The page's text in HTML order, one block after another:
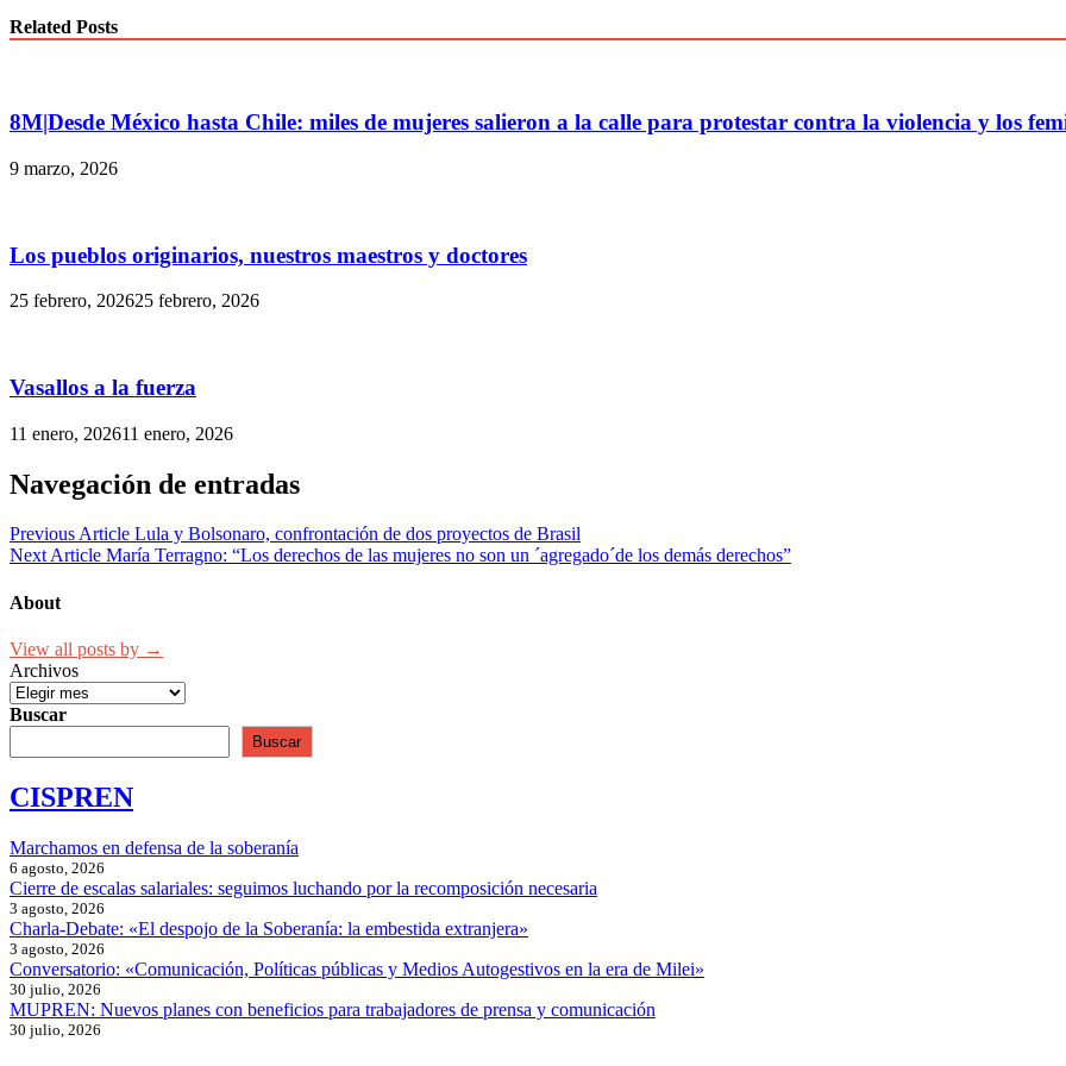
Related Posts
8M|Desde México hasta Chile: miles de mujeres salieron a la calle para protestar contra la violencia y los
9 marzo, 2026
Los pueblos originarios, nuestros maestros y doctores
25 febrero, 202625 febrero, 2026
Vasallos a la fuerza
11 enero, 202611 enero, 2026
Navegación de entradas
Previous Article Lula y Bolsonaro, confrontación de dos proyectos de Brasil
Next Article María Terragno: “Los derechos de las mujeres no son un ´agregado´de los demás derechos”
About
View all posts by →
Archivos
Buscar
Buscar
CISPREN
Marchamos en defensa de la soberanía
6 agosto, 2026
Cierre de escalas salariales: seguimos luchando por la recomposición necesaria
3 agosto, 2026
Charla-Debate: «El despojo de la Soberanía: la embestida extranjera»
3 agosto, 2026
Conversatorio: «Comunicación, Políticas públicas y Medios Autogestivos en la era de Milei»
30 julio, 2026
MUPREN: Nuevos planes con beneficios para trabajadores de prensa y comunicación
30 julio, 2026